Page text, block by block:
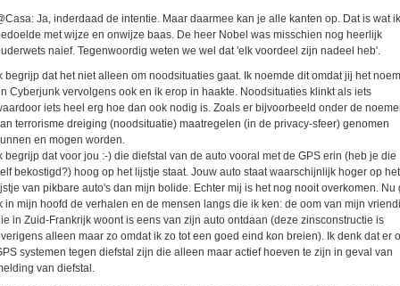
Ja, inderdaad de intentie. Maar daarmee kan je alle kanten op. Dat is wat ik
met wijze en onwijze baas. De heer Nobel was misschien nog heerlijk
naief. Tegenwoordig weten we wel dat 'elk voordeel zijn nadeel heb'.
Ik begrijp dat het niet alleen om noodsituaties gaat. Ik noemde dit omdat jij het
Cyberjunk vervolgens ook en ik erop in haakte. Noodsituaties klinkt als iets
iets heel erg hoe dan ook nodig is. Zoals er bijvoorbeeld onder de
terrorisme dreiging (noodsituatie) maatregelen (in de privacy-sfeer) genomen
en mogen worden.
Ik begrijp dat voor jou :-) die diefstal van de auto vooral met de GPS erin (heb je die
bekostigd?) hoog op het lijstje staat. Jouw auto staat waarschijnlijk hoger op het
van pikbare auto's dan mijn bolide. Echter mij is het nog nooit overkomen. Nu
in mijn hoofd de verhalen en de mensen langs die ik ken: de oom van mijn
in Zuid-Frankrijk woont is eens van zijn auto ontdaan (deze zinsconstructie is
alleen maar zo omdat ik zo tot een goed eind kon breien). Ik denk dat er
systemen tegen diefstal zijn die alleen maar actief hoeven te zijn in geval van
van diefstal.